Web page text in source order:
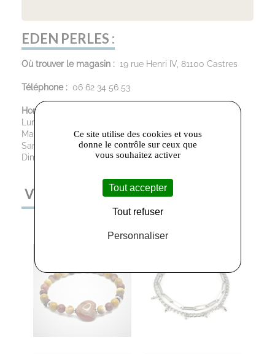
EDEN PERLES :
Où trouver le magasin : 19 rue Henri IV, 81100 Castres
Téléphone : 06 62 34 56 53
Horaires d’ouverture :
Lundi: 14h00 - 17h00
Mardi au Vendredi : 09h30 - 12h00 / 13h30 - 19h00
Samedi: 09h30 - 12h00 / 13h30 - 18h30
Dimanche : Fermé
VOUS AIMEREZ AUSSI
Ce site utilise des cookies et vous
donne le contrôle sur ceux que
vous souhaitez activer
Tout accepter
Tout refuser
Personnaliser